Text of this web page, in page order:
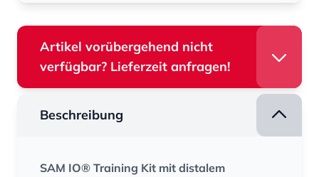
Artikel vorübergehend nicht
verfügbar? Lieferzeit anfragen!
Beschreibung
SAM IO® Training Kit mit distalem